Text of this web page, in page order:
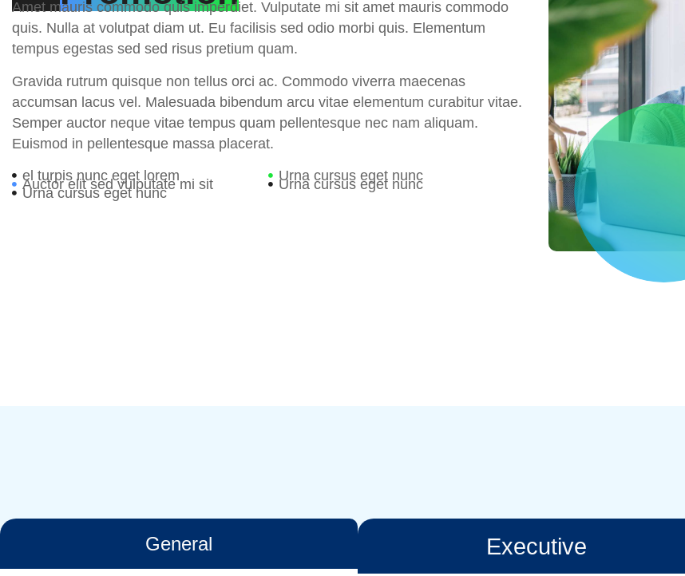
Amet mauris commodo quis imperdiet. Vulputate mi sit amet mauris commodo
quis. Nulla at volutpat diam ut. Eu facilisis sed odio morbi quis. Elementum
tempus egestas sed sed risus pretium quam.
Gravida rutrum quisque non tellus orci ac. Commodo viverra maecenas
accumsan lacus vel. Malesuada bibendum arcu vitae elementum curabitur vitae.
Semper auctor neque vitae tempus quam pellentesque nec nam aliquam.
Euismod in pellentesque massa placerat.
el turpis nunc eget lorem
Auctor elit sed vulputate mi sit
Urna cursus eget nunc
Urna cursus eget nunc
Urna cursus eget nunc
General Executive